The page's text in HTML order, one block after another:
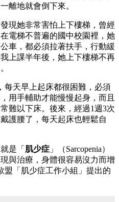
離地就會倒下來。
現她非常害怕上下樓梯，曾經
電梯不普遍的國中校園裡，她
車，都必須拉著扶手，行動緩
上課半年後，她上下樓梯不再
每天早上起床都很困難，必須
用手輔助才能慢慢起身，而且
難以下床。後來，經過1週3次
護腰了，每天起床也輕鬆自
是「 肌少症 」（Sarcopenia）
與治療，身體很容易沒力而增
盟「肌少症工作小組」提出的